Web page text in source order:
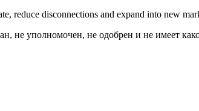
reduce disconnections and expand into new
не уполномочен, не одобрен и не имеет